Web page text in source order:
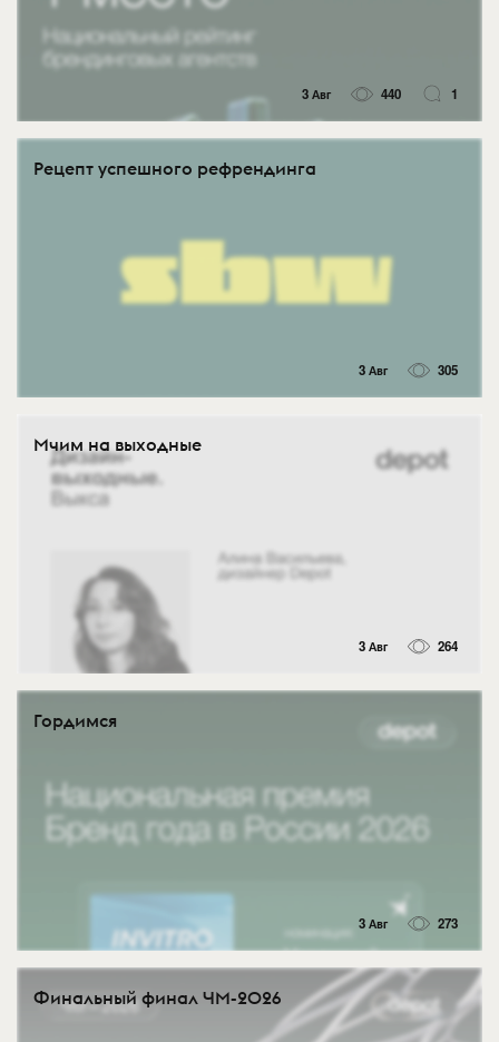
3 Авг 440 1
Рецепт успешного рефрендинга
3 Авг 305
Мчим на выходные
3 Авг 264
Гордимся
3 Авг 273
Финальный финал ЧМ-2026